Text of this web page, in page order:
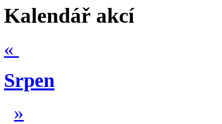
Kalendář akcí
«
Srpen
»